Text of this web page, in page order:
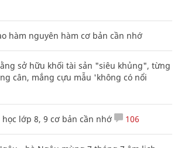
hàm nguyên hàm cơ bản cần nhớ
sở hữu khối tài sản "siêu khủng", từng
cân, mắng cựu mẫu 'không có nổi
học lớp 8, 9 cơ bản cần nhớ 106